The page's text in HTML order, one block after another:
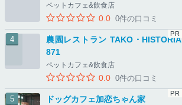
ペットカフェ&飲食店
0.0 0件の口コミ
農園レストラン TAKO・HISTORIA
871
ペットカフェ&飲食店
0.0 0件の口コミ
ドッグカフェ加恋ちゃん家